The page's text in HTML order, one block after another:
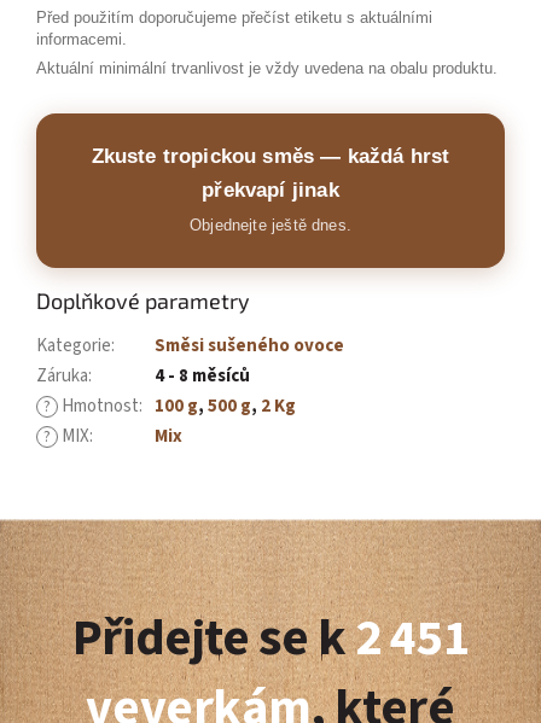
Před použitím doporučujeme přečíst etiketu s aktuálními
informacemi.
Aktuální minimální trvanlivost je vždy uvedena na obalu produktu.
Zkuste tropickou směs — každá hrst
překvapí jinak
Objednejte ještě dnes.
Doplňkové parametry
Kategorie:
Směsi sušeného ovoce
Záruka: 4 - 8 měsíců
? Hmotnost: 100 g,500 g, 2 Kg
? MIX: Mix
Z
á
p
a
Přidejte se k2 451